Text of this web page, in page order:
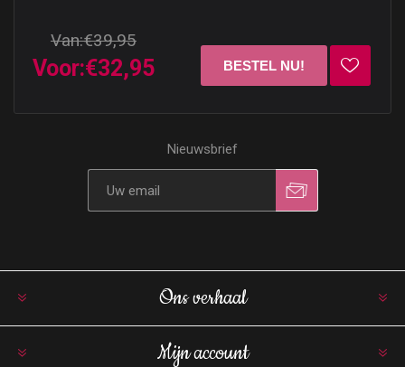
Van:€39,95
Voor:€32,95
Nieuwsbrief
Ons verhaal
Mijn account